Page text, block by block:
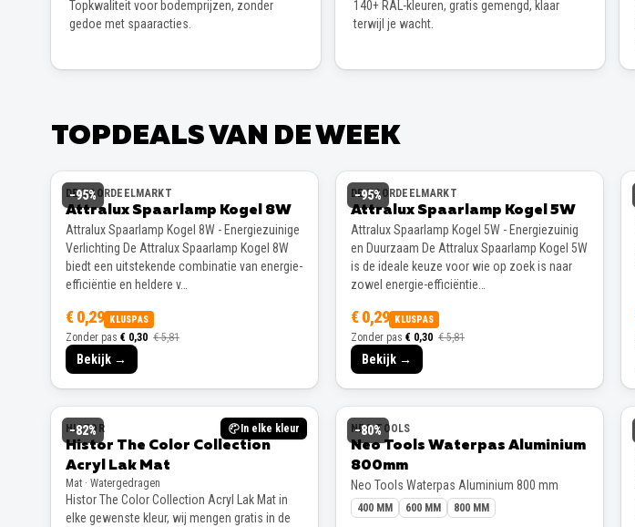
Topkwaliteit voor bodemprijzen, zonder
gedoe met spaaracties.
140+ RAL-kleuren, gratis gemengd, klaar
terwijl je wacht.
TOPDEALS VAN DE WEEK
−95%
DE VOORDEELMARKT
Attralux Spaarlamp Kogel 8W
Attralux Spaarlamp Kogel 8W - Energiezuinige
Verlichting De Attralux Spaarlamp Kogel 8W
biedt een uitstekende combinatie van energie-
efficiëntie en heldere v…
€ 0,29 KLUSPAS
Zonder pas € 0,30 € 5,81
Bekijk →
−95%
DE VOORDEELMARKT
Attralux Spaarlamp Kogel 5W
Attralux Spaarlamp Kogel 5W - Energiezuinig
en Duurzaam De Attralux Spaarlamp Kogel 5W
is de ideale keuze voor wie op zoek is naar
zowel energie-efficiëntie…
€ 0,29 KLUSPAS
Zonder pas € 0,30 € 5,81
Bekijk →
−82% In elke kleur
HISTOR
Histor The Color Collection
Acryl Lak Mat
Mat · Watergedragen
Histor The Color Collection Acryl Lak Mat in
elke gewenste kleur, wij mengen gratis in de
−80%
NEO TOOLS
Neo Tools Waterpas Aluminium
800mm
Neo Tools Waterpas Aluminium 800 mm
400 MM 600 MM 800 MM